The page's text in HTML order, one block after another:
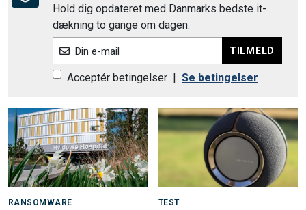
Hold dig opdateret med Danmarks bedste it-
dækning to gange om dagen.
Din e-mail TILMELD
Acceptér betingelser Se betingelser
RANSOMWARE TEST